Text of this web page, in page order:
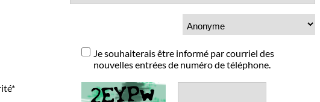
Je souhaiterais être informé par courriel des
nouvelles entrées de numéro de téléphone.